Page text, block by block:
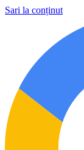
Sari la conținut